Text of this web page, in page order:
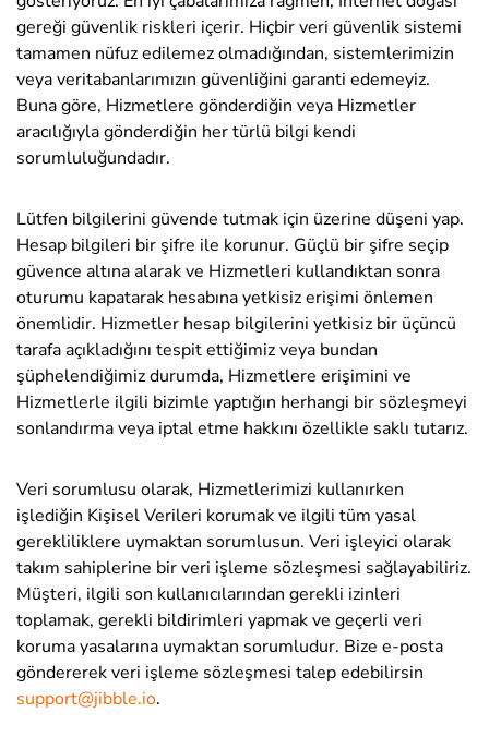
gereği güvenlik riskleri içerir. Hiçbir veri güvenlik sistemi
tamamen nüfuz edilemez olmadığından, sistemlerimizin
veya veritabanlarımızın güvenliğini garanti edemeyiz.
Buna göre, Hizmetlere gönderdiğin veya Hizmetler
aracılığıyla gönderdiğin her türlü bilgi kendi
sorumluluğundadır.
Lütfen bilgilerini güvende tutmak için üzerine düşeni yap.
Hesap bilgileri bir şifre ile korunur. Güçlü bir şifre seçip
güvence altına alarak ve Hizmetleri kullandıktan sonra
oturumu kapatarak hesabına yetkisiz erişimi önlemen
önemlidir. Hizmetler hesap bilgilerini yetkisiz bir üçüncü
tarafa açıkladığını tespit ettiğimiz veya bundan
şüphelendiğimiz durumda, Hizmetlere erişimini ve
Hizmetlerle ilgili bizimle yaptığın herhangi bir sözleşmeyi
sonlandırma veya iptal etme hakkını özellikle saklı tutarız.
Veri sorumlusu olarak, Hizmetlerimizi kullanırken
işlediğin Kişisel Verileri korumak ve ilgili tüm yasal
gerekliliklere uymaktan sorumlusun. Veri işleyici olarak
takım sahiplerine bir veri işleme sözleşmesi sağlayabiliriz.
Müşteri, ilgili son kullanıcılarından gerekli izinleri
toplamak, gerekli bildirimleri yapmak ve geçerli veri
koruma yasalarına uymaktan sorumludur. Bize e-posta
göndererek veri işleme sözleşmesi talep edebilirsin
support@jibble.io.